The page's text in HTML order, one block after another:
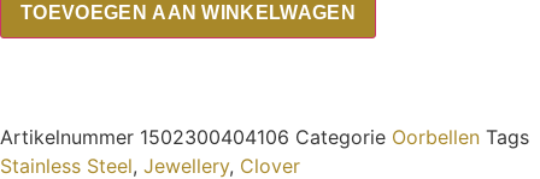
TOEVOEGEN AAN WINKELWAGEN
Artikelnummer 1502300404106 Categorie Oorbellen Tags
Stainless Steel, Jewellery, Clover